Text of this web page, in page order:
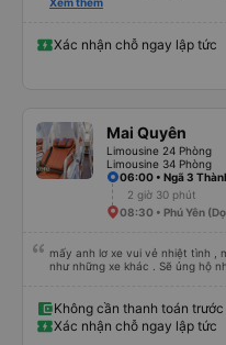
ngoài (với số tiền bỏ ra cho
Xác nhận chỗ ngay lập tức
Mai Quyên
Limousine 24 Phòng
Limousine 34 Phòng
06:00 • Ngã 3
2 giờ 30 phút
08:30 • Phú Yên
mấy anh lơ xe vui vẻ nhiệt tình ,
như những xe khác . Sẽ ủng hộ
Không cần thanh toán trước
Xác nhận chỗ ngay lập tức